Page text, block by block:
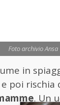
Foto archivio Ansa
in
poi rischia
. Un